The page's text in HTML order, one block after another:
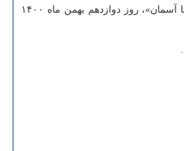
همزمان با ایام دهه فجر و با همکاری حوزه هنری و سازمان منطقه آزاد کیش، آئین بازگشایی نگارخانه هنرهای معاصر کیش با نمایشگاهی از آثار استاد امیرحسین آقامیری با عنوان «تا آسمان»، روز دوازدهم بهمن ماه ۱۴۰۰